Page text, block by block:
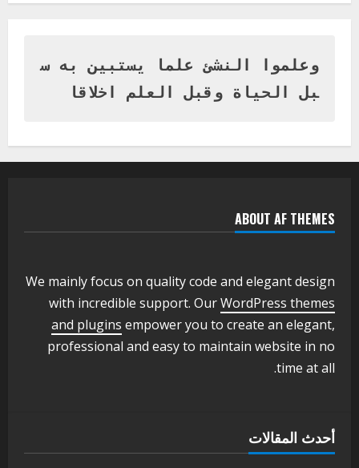
بنات بمحلية ود مدني الكبرى
أغسطس 3, 2026
يعلن تخفيض الرسوم الدراسية لهذا العام
بنسبة15%
3
وزير التربية والتعليم بالولاية يدشن ورشة
أغسطس 3, 2026
اخر الاخبار الاخبار
مدير إدارة الجودة و التطوير الإداري
بوزارة التربية تشارك الملتقي التنسيقي
وعلموا النشئ علما يستبين به س
بل الحياة وقبل العلم اخلاقا
ABOUT AF THEMES
We mainly focus on quality code and elegant design
with incredible support. OurWordPress themes
and plugins empower you to create an elegant,
professional and easy to maintain website in no
time at all.
أحدث المقالات